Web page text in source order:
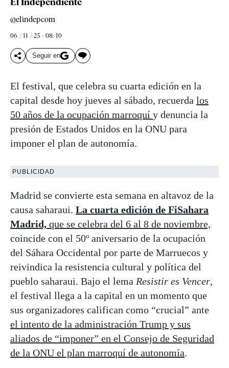
@elindepcom
06 / 11 / 25 - 08: 10
Seguir en
El festival, que celebra su cuarta edición en la
capital desde hoy jueves al sábado, recuerda los
50 años de la ocupación marroquí y denuncia la
presión de Estados Unidos en la ONU para
imponer el plan de autonomía.
PUBLICIDAD
Madrid se convierte esta semana en altavoz de la
causa saharaui. La cuarta edición de FiSahara
Madrid, que se celebra del 6 al 8 de noviembre,
coincide con el 50º aniversario de la ocupación
del Sáhara Occidental por parte de Marruecos y
reivindica la resistencia cultural y política del
pueblo saharaui. Bajo el lema Resistir es Vencer,
el festival llega a la capital en un momento que
sus organizadores califican como “crucial” ante
el intento de la administración Trump y sus
aliados de “imponer” en el Consejo de Seguridad
de la ONU el plan marroquí de autonomía.